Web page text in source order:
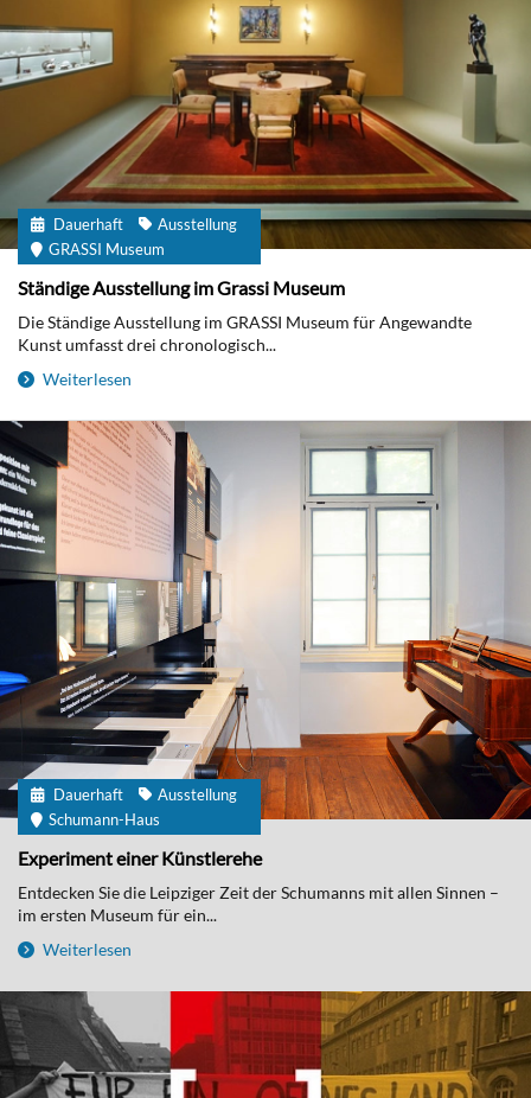
Dauerhaft
Ausstellung
GRASSI Museum
Ständige Ausstellung im Grassi Museum
Die Ständige Ausstellung im GRASSI Museum für Angewandte
Kunst umfasst drei chronologisch...
Weiterlesen
Dauerhaft
Ausstellung
Schumann-Haus
Experiment einer Künstlerehe
Entdecken Sie die Leipziger Zeit der Schumanns mit allen Sinnen –
im ersten Museum für ein...
Weiterlesen